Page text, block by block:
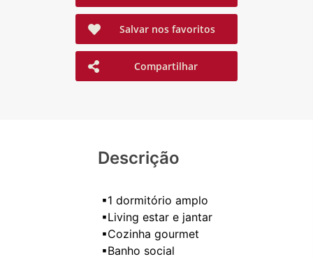
Salvar nos favoritos
Compartilhar
Descrição
▪1 dormitório amplo
▪Living estar e jantar
▪Cozinha gourmet
▪Banho social